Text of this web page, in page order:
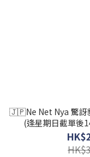
🇯🇵Ne Net Nya 驚訝
(逢星期日截單後